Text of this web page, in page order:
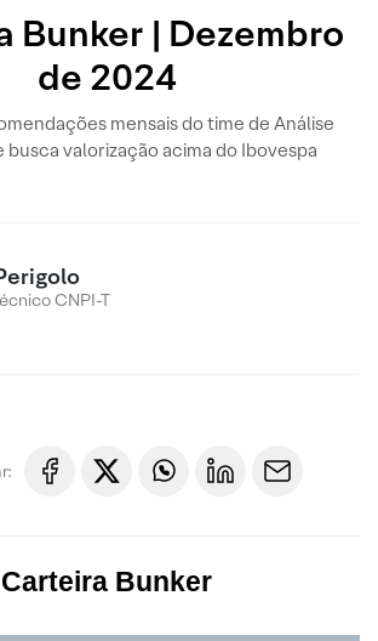
Bunker | Dezembro
de 2024
mensais do time de Análise
busca valorização acima do Ibovespa
CNPI-T
Carteira Bunker